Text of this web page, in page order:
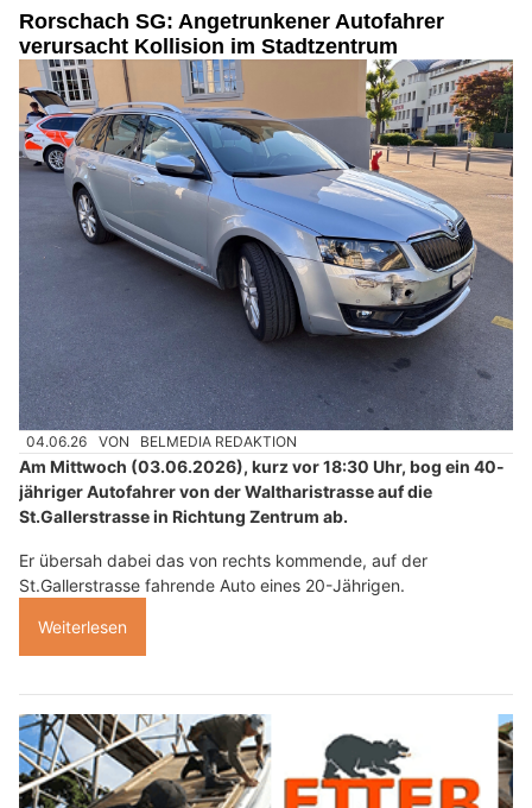
Rorschach SG: Angetrunkener Autofahrer
verursacht Kollision im Stadtzentrum
04.06.26 VON BELMEDIA REDAKTION
Am Mittwoch (03.06.2026), kurz vor 18:30 Uhr, bog ein 40-
jähriger Autofahrer von der Waltharistrasse auf die
St.Gallerstrasse in Richtung Zentrum ab.
Er übersah dabei das von rechts kommende, auf der
St.Gallerstrasse fahrende Auto eines 20-Jährigen.
Weiterlesen